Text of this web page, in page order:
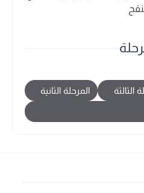
الثالثة المرحلة الثانية